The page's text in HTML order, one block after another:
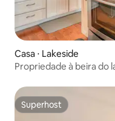
Casa ⋅ Lakeside
Propriedade à beira do
Superhost
Superhost